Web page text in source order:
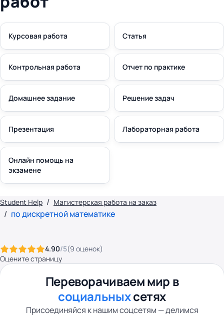
Курсовая работа Статья
Контрольная работа Отчет по практике
Домашнее задание Решение задач
Презентация Лабораторная работа
Онлайн помощь на
экзамене
Student Help Магистерская работа на заказ
по дискретной математике
4.90/5(9 оценок)
Оцените страницу
Переворачиваем мир в
социальныхсетях
Присоединяйся к нашим соцсетям — делимся